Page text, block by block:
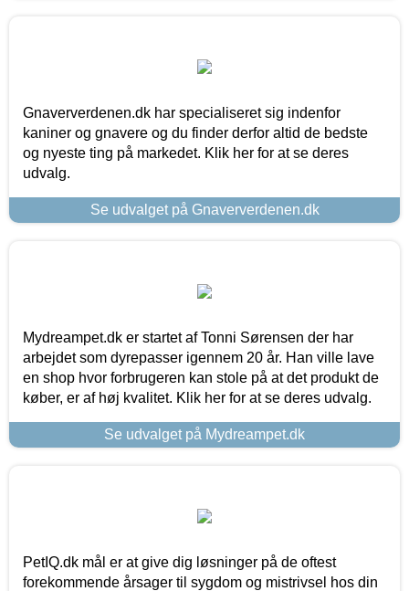
Gnaververdenen.dk har specialiseret sig indenfor
kaniner og gnavere og du finder derfor altid de bedste
og nyeste ting på markedet. Klik her for at se deres
udvalg.
Se udvalget på Gnaververdenen.dk
Mydreampet.dk er startet af Tonni Sørensen der har
arbejdet som dyrepasser igennem 20 år. Han ville lave
en shop hvor forbrugeren kan stole på at det produkt de
køber, er af høj kvalitet. Klik her for at se deres udvalg.
Se udvalget på Mydreampet.dk
PetIQ.dk mål er at give dig løsninger på de oftest
forekommende årsager til sygdom og mistrivsel hos din